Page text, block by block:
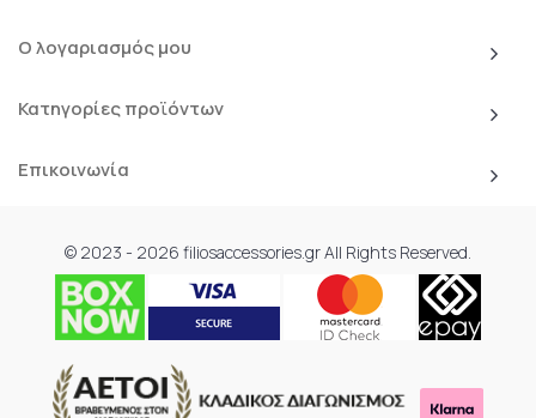
Ο λογαριασμός μου
Κατηγορίες προϊόντων
Επικοινωνία
© 2023 - 2026 filiosaccessories.gr All Rights Reserved.